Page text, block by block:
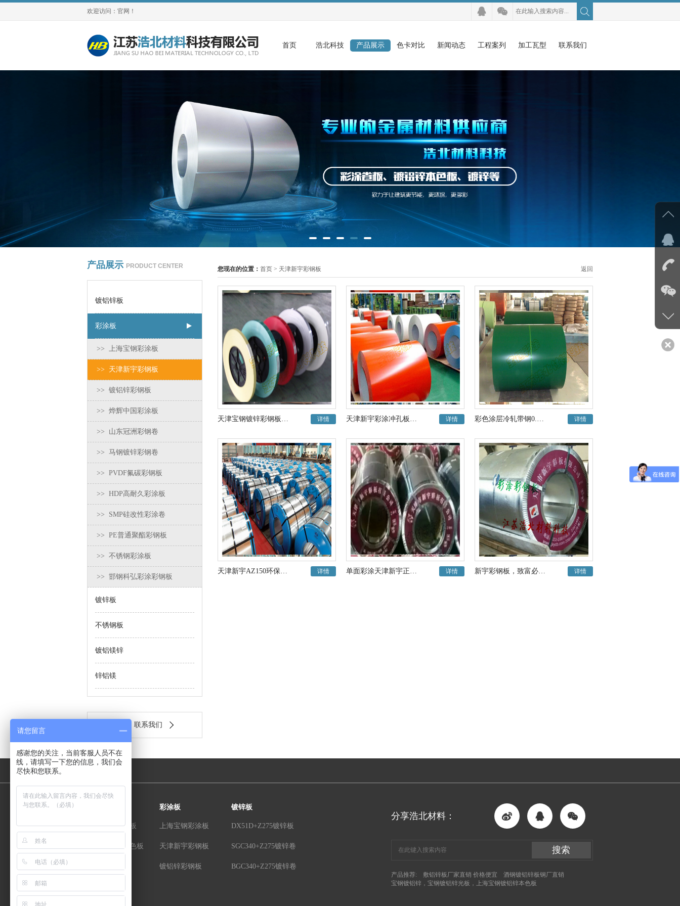
欢迎访问：官网！
首页 浩北科技 产品展示 色卡对比 新闻动态 工程案列 加工瓦型 联系我们
产品展示 PRODUCT CENTER
镀铝锌板
彩涂板
>> 上海宝钢彩涂板
>> 天津新宇彩钢板
>> 镀铝锌彩钢板
>> 烨辉中国彩涂板
>> 山东冠洲彩钢卷
>> 马钢镀锌彩钢卷
>> PVDF氟碳彩钢板
>> HDP高耐久彩涂板
>> SMP硅改性彩涂卷
>> PE普通聚酯彩钢板
>> 不锈钢彩涂板
>> 邯钢科弘彩涂彩钢板
镀锌板
不锈钢板
镀铝镁锌
锌铝镁
联系我们
您现在的位置： 首页> 天津新宇彩钢板 返回
详情 详情 详情
天津新宇AZ150环保耐指纹镀铝锌冲压建筑专用镀铝锌钢板 详情 单面彩涂天津新宇正品钢厂直销 详情 新宇彩钢板，致富必选的钢板 详情
宝钢镀铝锌光板
宝钢镀铝锌本色板
彩涂板
上海宝钢彩涂板
天津新宇彩钢板
镀铝锌彩钢板
镀锌板
DX51D+Z275镀锌板
SGC340+Z275镀锌卷
BGC340+Z275镀锌卷
分享浩北材料：
搜索
产品推荐: 敷铝锌板厂家直销 价格便宜
酒钢镀铝锌板钢厂直销
宝钢镀铝锌，宝钢镀铝锌光板，上海宝钢镀铝锌本色板
请您留言
感谢您的关注，当前客服人员不在
线，请填写一下您的信息，我们会
尽快和您联系。